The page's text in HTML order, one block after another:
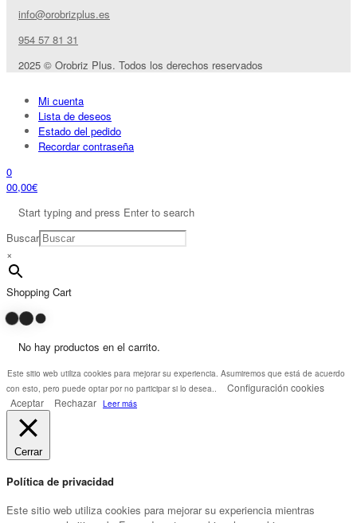
info@orobrizplus.es
954 57 81 31
2025 © Orobriz Plus. Todos los derechos reservados
Mi cuenta
Lista de deseos
Estado del pedido
Recordar contraseña
0
00,00€
Start typing and press Enter to search
Buscar
×
Shopping Cart
No hay productos en el carrito.
Este sitio web utiliza cookies para mejorar su experiencia. Asumiremos que está de acuerdo
con esto, pero puede optar por no participar si lo desea..
Configuración cookies
Aceptar
Rechazar Leer más
Cerrar
Política de privacidad
Este sitio web utiliza cookies para mejorar su experiencia mientras